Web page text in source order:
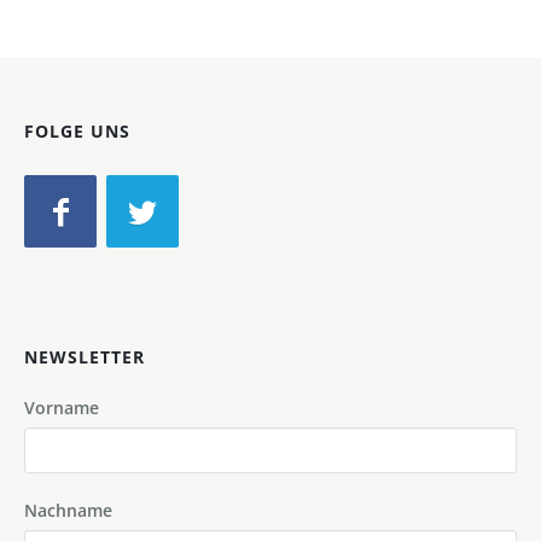
FOLGE UNS
NEWSLETTER
Vorname
Nachname